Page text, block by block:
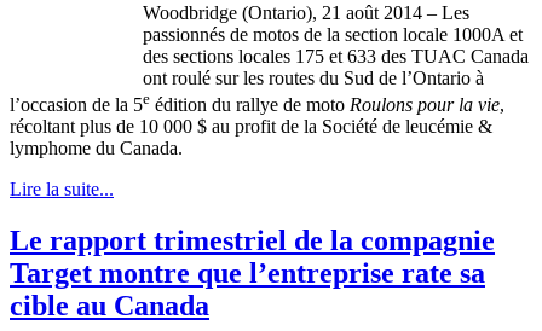
Woodbridge (Ontario), 21 août 2014 – Les
passionnés de motos de la section locale 1000A et
des sections locales 175 et 633 des TUAC Canada
ont roulé sur les routes du Sud de l’Ontario à
l’occasion de la 5e édition du rallye de moto Roulons pour la vie,
récoltant plus de 10 000 $ au profit de la Société de leucémie &
lymphome du Canada.
Lire la suite...
Le rapport trimestriel de la compagnie
Target montre que l’entreprise rate sa
cible au Canada